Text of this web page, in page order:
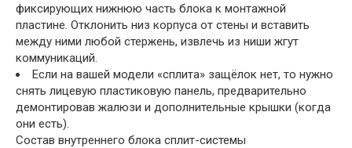
фиксирующих нижнюю часть блока к монтажной
пластине. Отклонить низ корпуса от стены и вставить
между ними любой стержень, извлечь из ниши жгут
коммуникаций.
Если на вашей модели «сплита» защёлок нет, то нужно
снять лицевую пластиковую панель, предварительно
демонтировав жалюзи и дополнительные крышки (когда
они есть).
Состав внутреннего блока сплит-системы